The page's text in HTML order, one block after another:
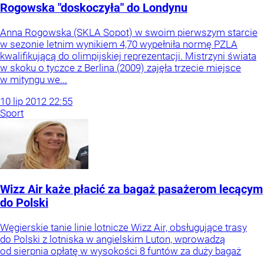
Rogowska "doskoczyła" do Londynu
Anna Rogowska (SKLA Sopot) w swoim pierwszym starcie
w sezonie letnim wynikiem 4,70 wypełniła normę PZLA
kwalifikującą do olimpijskiej reprezentacji. Mistrzyni świata
w skoku o tyczce z Berlina (2009) zajęła trzecie miejsce
w mityngu we...
10 lip 2012 22:55
Sport
Wizz Air każe płacić za bagaż pasażerom lecącym
do Polski
Węgierskie tanie linie lotnicze Wizz Air, obsługujące trasy
do Polski z lotniska w angielskim Luton, wprowadzą
od sierpnia opłatę w wysokości 8 funtów za duży bagaż